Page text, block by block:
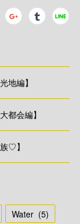
地編】
都会編】
♡】
Water (5)